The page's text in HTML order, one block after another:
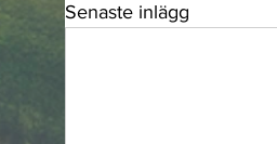
Senaste inlägg